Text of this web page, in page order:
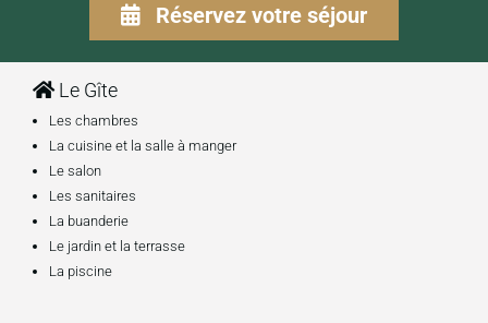
Réservez votre séjour
Le Gîte
Les chambres
La cuisine et la salle à manger
Le salon
Les sanitaires
La buanderie
Le jardin et la terrasse
La piscine